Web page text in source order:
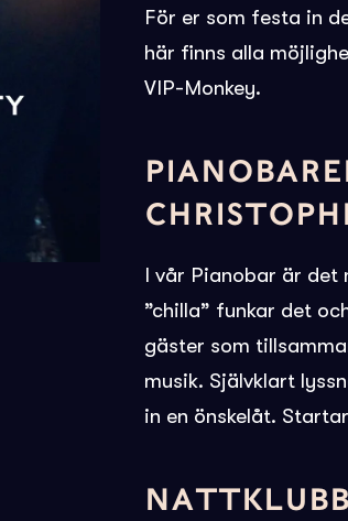
För er som festa in
här finns alla
VIP-Monkey.
I vår Pianobar är det
”chilla” funkar det
gäster som
musik. Självklart
in en önskelåt.